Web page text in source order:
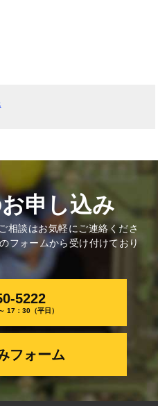
申し込み
相談はお気軽にご連絡くださ
フォームから受け付けており
5222
17：30（平日）
フォーム